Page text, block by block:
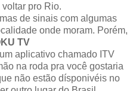
pro Rio.
de sinais com algumas
onde moram. Porém,
TV
aplicativo chamado ITV
na roda pra você gostaria
não estão dísponivéis no